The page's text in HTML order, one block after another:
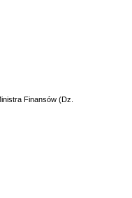
Finansów (Dz.